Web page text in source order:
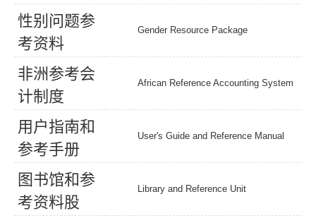
性别 问题参
考资料
Gender Resource Package
非洲参考会
计制 度
African Reference Accounting System
用 户指南和
参考手册
User's Guide and Reference Manual
图书馆和参
考资料股
Library and Reference Unit